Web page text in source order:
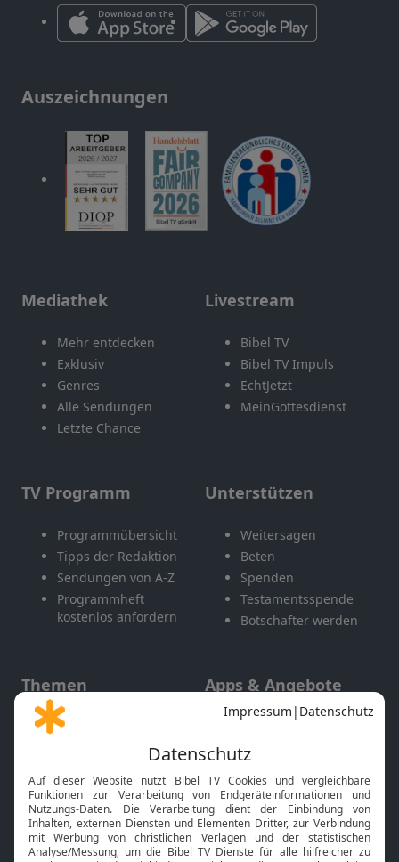
Auszeichnungen
Mediathek
Mehr entdecken
Exklusiv
Genres
Alle Sendungen
Letzte Chance
Livestream
Bibel TV
Bibel TV Impuls
EchtJetzt
MeinGottesdienst
TV Programm
Programmübersicht
Tipps der Redaktion
Sendungen von A-Z
Programmheft
kostenlos anfordern
Unterstützen
Weitersagen
Beten
Spenden
Testamentsspende
Botschafter werden
Themen
Gott und Bibel erklärt
Neuigkeiten
Apps & Angebote
Mobile App
Smart TV
HbbTV
Bibelthek Online-Bibel
Nächster Gottesdienst